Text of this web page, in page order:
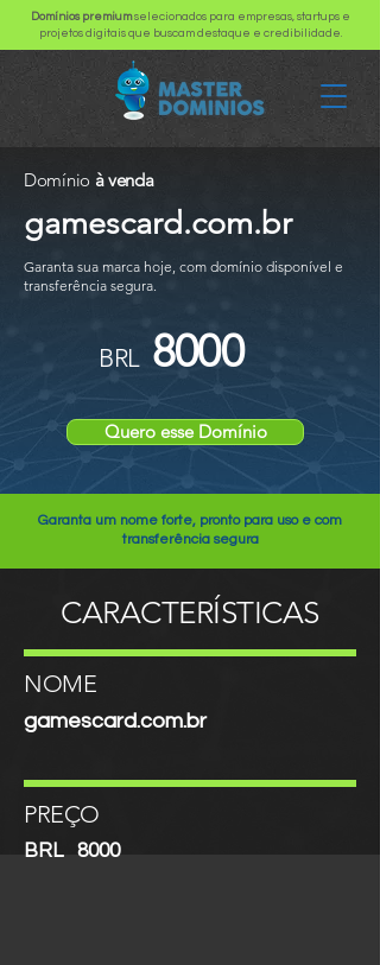
Domínios premiumselecionados para empresas, startups e
projetos digitais que buscam destaque e credibilidade.
Domínio à venda
gamescard.com.br
Garanta sua marca hoje, com domínio disponível e
transferência segura.
BRL 8000
Quero esse Domínio
Garanta um nome forte, pronto para uso e com
transferência segura
CARACTERÍSTICAS
NOME
gamescard.com.br
PREÇO
BRL 8000